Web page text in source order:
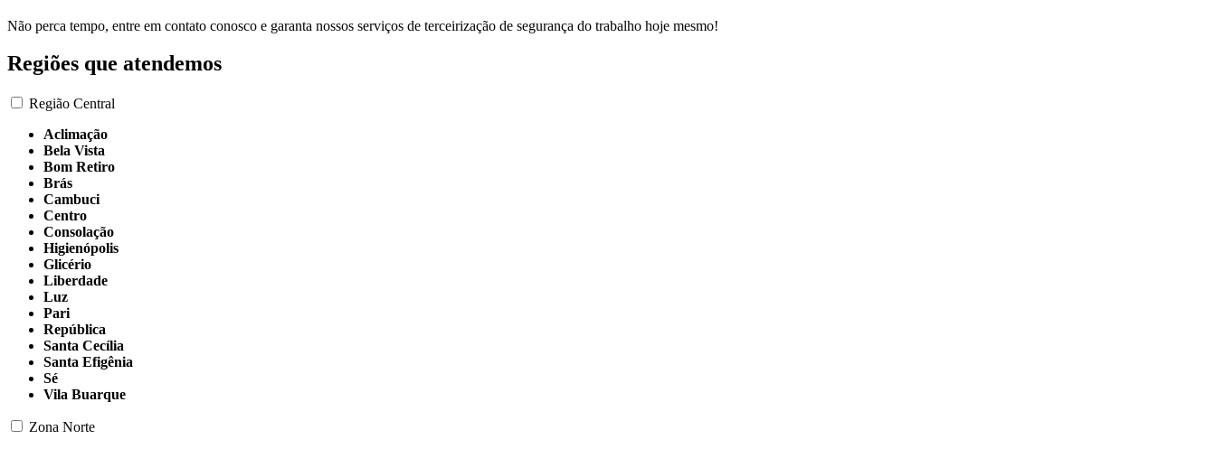
Não perca tempo, entre em contato conosco e garanta nossos serviços de terceirização de segurança do trabalho hoje mesmo!
Regiões que atendemos
Região Central
Aclimação
Bela Vista
Bom Retiro
Brás
Cambuci
Centro
Consolação
Higienópolis
Glicério
Liberdade
Luz
Pari
República
Santa Cecília
Santa Efigênia
Sé
Vila Buarque
Zona Norte